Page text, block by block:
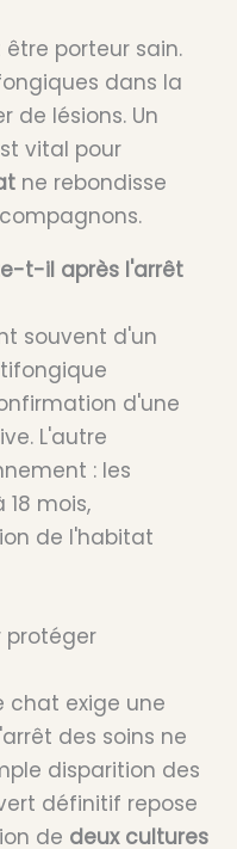
porteur sain.
dans la
de lésions. Un
vital pour
ne rebondisse
t-il après l'arrêt
souvent d'un
d'une
L'autre
: les
mois,
de l'habitat
protéger
chat exige une
des soins ne
disparition des
définitif repose
de deux cultures